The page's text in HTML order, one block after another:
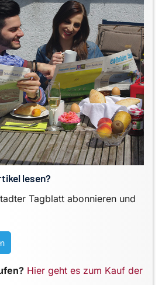
lesen?
Tagblatt abonnieren und
Hier geht es zum Kauf der